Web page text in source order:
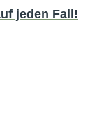
jeden Fall!